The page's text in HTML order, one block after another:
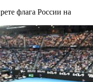
флага России на